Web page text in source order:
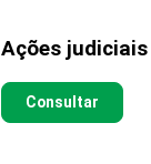
Ações judiciais
Consultar